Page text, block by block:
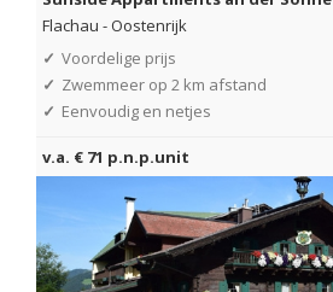
Flachau -Oostenrijk
✓ Voordelige prijs
✓ Zwemmeer op 2 km afstand
✓ Eenvoudig en netjes
v.a. € 71 p.n.p.unit